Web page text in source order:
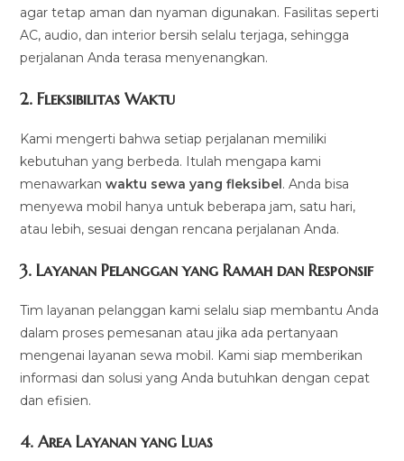
agar tetap aman dan nyaman digunakan. Fasilitas seperti
AC, audio, dan interior bersih selalu terjaga, sehingga
perjalanan Anda terasa menyenangkan.
2.Fleksibilitas Waktu
Kami mengerti bahwa setiap perjalanan memiliki
kebutuhan yang berbeda. Itulah mengapa kami
menawarkanwaktu sewa yang fleksibel. Anda bisa
menyewa mobil hanya untuk beberapa jam, satu hari,
atau lebih, sesuai dengan rencana perjalanan Anda.
3.Layanan Pelanggan yang Ramah dan Responsif
Tim layanan pelanggan kami selalu siap membantu Anda
dalam proses pemesanan atau jika ada pertanyaan
mengenai layanan sewa mobil. Kami siap memberikan
informasi dan solusi yang Anda butuhkan dengan cepat
dan efisien.
4.Area Layanan yang Luas